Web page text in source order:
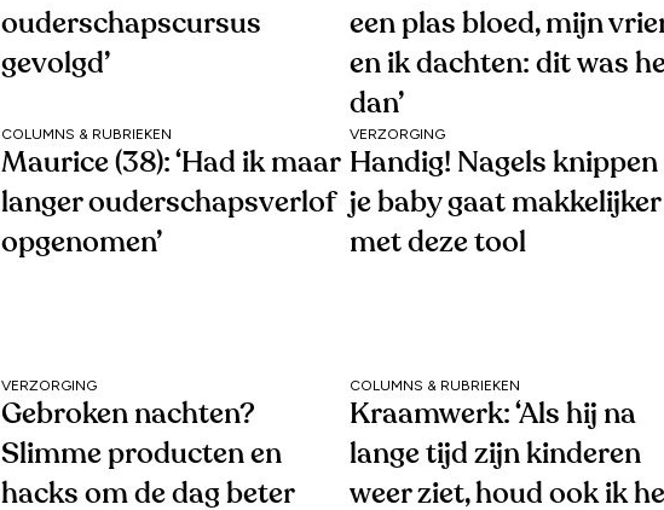
ouderschapscursus
gevolgd’
een plas bloed, mijn
en ik dachten: dit was
dan’
COLUMNS & RUBRIEKEN
Maurice (38): ‘Had ik maar
langer ouderschapsverlof
opgenomen’
VERZORGING
Handig! Nagels knippen
je baby gaat makkelijker
met deze tool
VERZORGING
Gebroken nachten?
Slimme producten en
hacks om de dag beter
COLUMNS & RUBRIEKEN
Kraamwerk: ‘Als hij na
lange tijd zijn kinderen
weer ziet, houd ook ik